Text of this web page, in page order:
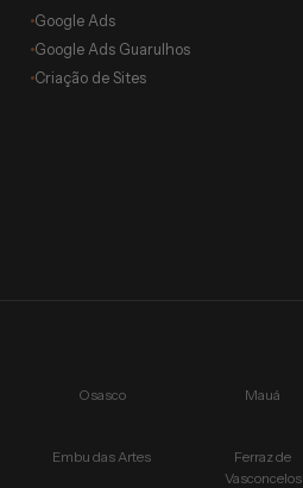
Google Ads
Google Ads Guarulhos
Criação de Sites
Osasco Mauá
Embu das Artes
Ferraz de
Vasconcelos